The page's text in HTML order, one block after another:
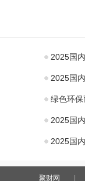
2025国
2025国
绿色环
2025国
2025国
聚财网